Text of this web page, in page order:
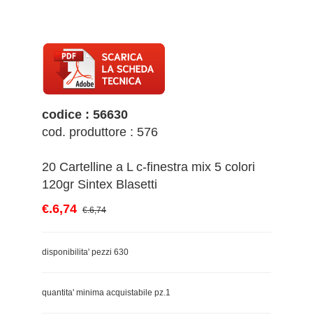
codice : 56630
cod. produttore : 576
20 Cartelline a L c-finestra mix 5 colori
120gr Sintex Blasetti
€.6,74 €.6,74
disponibilita' pezzi 630
quantita' minima acquistabile pz.1